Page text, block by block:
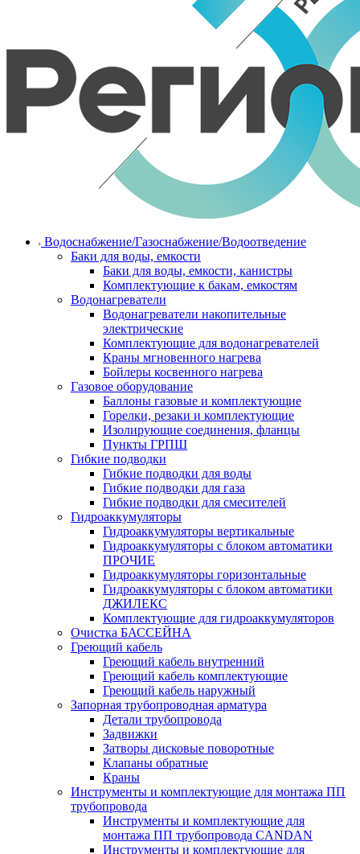
Водоснабжение/Газоснабжение/Водоотведение
Баки для воды, емкости
Баки для воды, емкости, канистры
Комплектующие к бакам, емкостям
Водонагреватели
Водонагреватели накопительные
электрические
Комплектующие для водонагревателей
Краны мгновенного нагрева
Бойлеры косвенного нагрева
Газовое оборудование
Баллоны газовые и комплектующие
Горелки, резаки и комплектующие
Изолирующие соединения, фланцы
Пункты ГРПШ
Гибкие подводки
Гибкие подводки для воды
Гибкие подводки для газа
Гибкие подводки для смесителей
Гидроаккумуляторы
Гидроаккумуляторы вертикальные
Гидроаккумуляторы с блоком автоматики
ПРОЧИЕ
Гидроаккумуляторы горизонтальные
Гидроаккумуляторы с блоком автоматики
ДЖИЛЕКС
Комплектующие для гидроаккумуляторов
Очистка БАССЕЙНА
Греющий кабель
Греющий кабель внутренний
Греющий кабель комплектующие
Греющий кабель наружный
Запорная трубопроводная арматура
Детали трубопровода
Задвижки
Затворы дисковые поворотные
Клапаны обратные
Краны
Инструменты и комплектующие для монтажа ПП
трубопровода
Инструменты и комплектующие для
монтажа ПП трубопровода CANDAN
Инструменты и комплектующие для